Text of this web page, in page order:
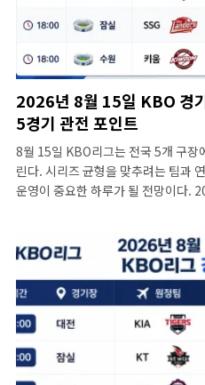
2026년 8월 15일 KBO 경
5경기 관전 포인트
8월 15일 KBO리그는 전국 5개 구장
린다. 시리즈 균형을 맞추려는 팀과
운영이 중요한 하루가 될 전망이다.